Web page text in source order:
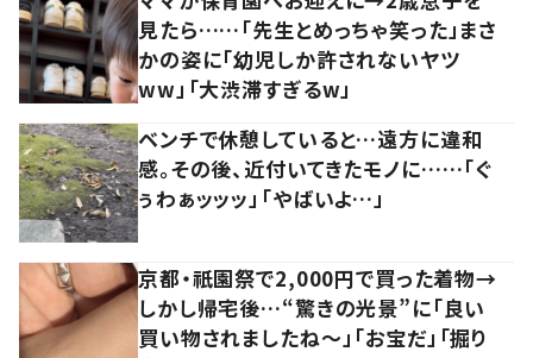
見たら……「先生とめっちゃ笑った」まさ
かの姿に「幼児しか許されないヤツ
ww」「大渋滞すぎるw」
ベンチで休憩していると…遠方に違和
感。その後、近付いてきたモノに……「ぐ
ぅわぁッッッ」「やばいよ…」
京都・祇園祭で2,000円で買った着物→
しかし帰宅後…“驚きの光景”に「良い
買い物されましたね～」「お宝だ」「掘り